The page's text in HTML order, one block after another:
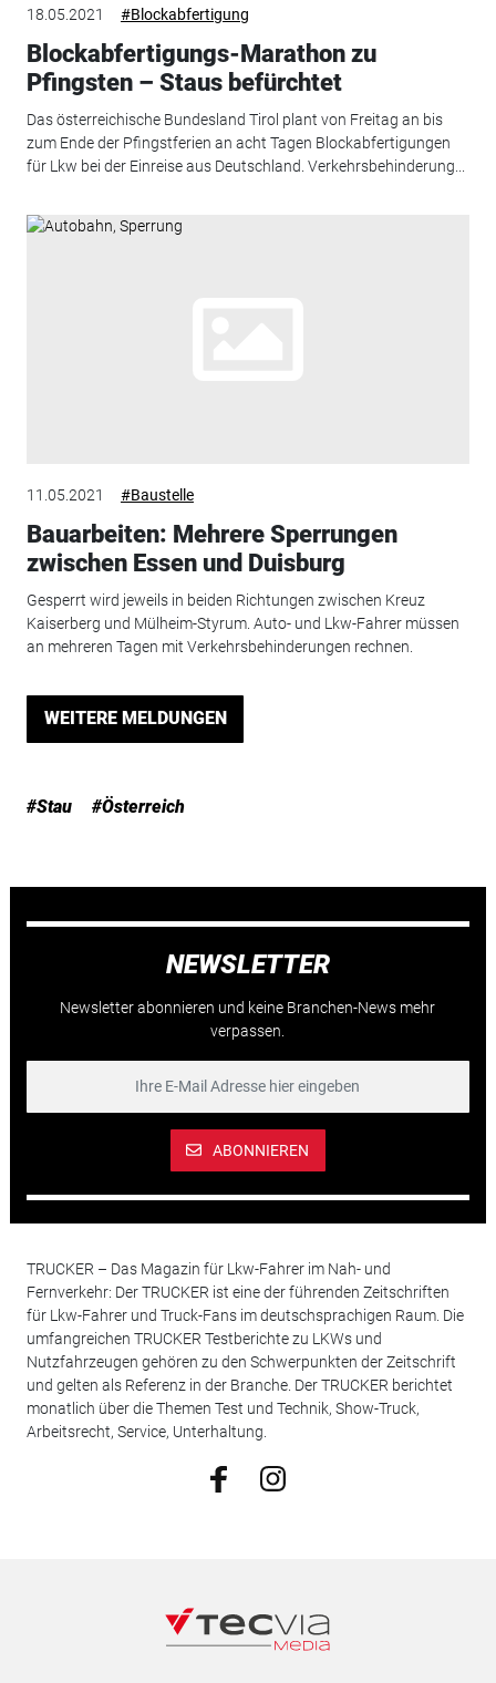
18.05.2021 #Blockabfertigung
Blockabfertigungs-Marathon zu
Pfingsten – Staus befürchtet
Das österreichische Bundesland Tirol plant von Freitag an bis
zum Ende der Pfingstferien an acht Tagen Blockabfertigungen
für Lkw bei der Einreise aus Deutschland. Verkehrsbehinderung...
11.05.2021 #Baustelle
Bauarbeiten: Mehrere Sperrungen
zwischen Essen und Duisburg
Gesperrt wird jeweils in beiden Richtungen zwischen Kreuz
Kaiserberg und Mülheim-Styrum. Auto- und Lkw-Fahrer müssen
an mehreren Tagen mit Verkehrsbehinderungen rechnen.
WEITERE MELDUNGEN
#Stau #Österreich
NEWSLETTER
Newsletter abonnieren und keine Branchen-News mehr
verpassen.
ABONNIEREN
TRUCKER – Das Magazin für Lkw-Fahrer im Nah- und
Fernverkehr: Der TRUCKER ist eine der führenden Zeitschriften
für Lkw-Fahrer und Truck-Fans im deutschsprachigen Raum. Die
umfangreichen TRUCKER Testberichte zu LKWs und
Nutzfahrzeugen gehören zu den Schwerpunkten der Zeitschrift
und gelten als Referenz in der Branche. Der TRUCKER berichtet
monatlich über die Themen Test und Technik, Show-Truck,
Arbeitsrecht, Service, Unterhaltung.